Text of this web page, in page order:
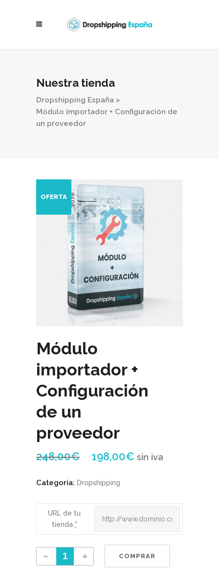
Nuestra tienda
Dropshipping España >
Módulo importador + Configuración de
un proveedor
OFERTA
Módulo
importador +
Configuración
de un
proveedor
248,00€ 198,00€ sin iva
Categoría: Dropshipping
URL de tu
tienda *
COMPRAR